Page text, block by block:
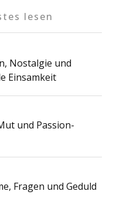
lesen
Nostalgie und
Einsamkeit
und Passion-
Fragen und Geduld